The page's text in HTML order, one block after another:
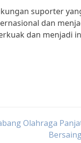
suporter
dan
dan menjadi
Olahraga